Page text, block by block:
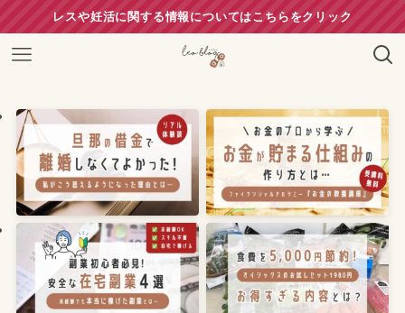
レスや妊活に関する情報についてはこちらをクリック